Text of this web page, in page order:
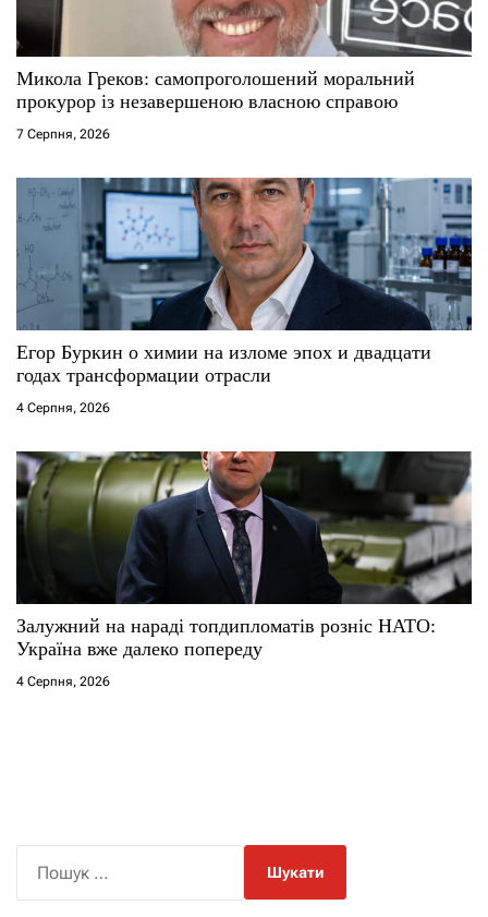
Микола Греков: самопроголошений моральний
прокурор із незавершеною власною справою
7 Серпня, 2026
Егор Буркин о химии на изломе эпох и двадцати
годах трансформации отрасли
4 Серпня, 2026
Залужний на нараді топдипломатів розніс НАТО:
Україна вже далеко попереду
4 Серпня, 2026